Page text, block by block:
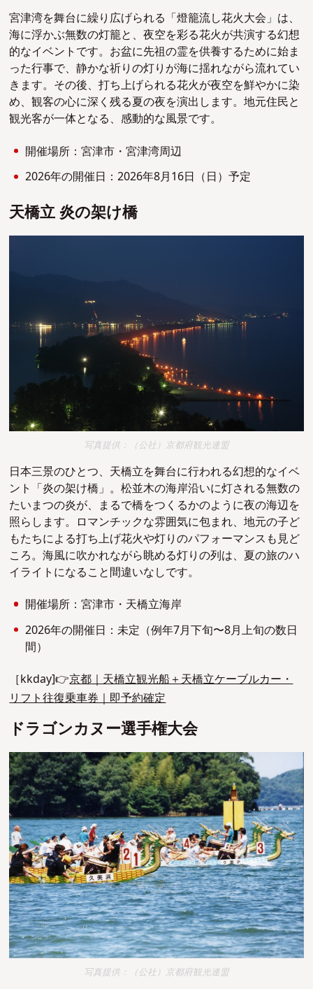
宮津湾を舞台に繰り広げられる「燈籠流し花火大会」は、
海に浮かぶ無数の灯籠と、夜空を彩る花火が共演する幻想
的なイベントです。お盆に先祖の霊を供養するために始ま
った行事で、静かな祈りの灯りが海に揺れながら流れてい
きます。その後、打ち上げられる花火が夜空を鮮やかに染
め、観客の心に深く残る夏の夜を演出します。地元住民と
観光客が一体となる、感動的な風景です。
開催場所：宮津市・宮津湾周辺
2026年の開催日：2026年8月16日（日）予定
天橋立 炎の架け橋
写真提供：（公社）京都府観光連盟
日本三景のひとつ、天橋立を舞台に行われる幻想的なイベ
ント「炎の架け橋」。松並木の海岸沿いに灯される無数の
たいまつの炎が、まるで橋をつくるかのように夜の海辺を
照らします。ロマンチックな雰囲気に包まれ、地元の子ど
もたちによる打ち上げ花火や灯りのパフォーマンスも見ど
ころ。海風に吹かれながら眺める灯りの列は、夏の旅のハ
イライトになること間違いなしです。
開催場所：宮津市・天橋立海岸
2026年の開催日：未定（例年7月下旬〜8月上旬の数日
間）
［kkday]👉京都｜天橋立観光船＋天橋立ケーブルカー・
リフト往復乗車券｜即予約確定
ドラゴンカヌー選手権大会
写真提供：（公社）京都府観光連盟